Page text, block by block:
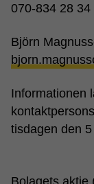
070-834 28 34
Björn
Informationen
tisdagen den
Bolagets aktie